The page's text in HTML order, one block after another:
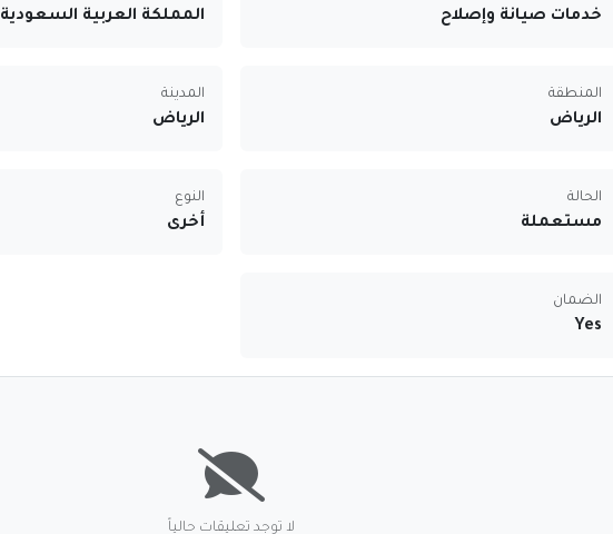
خدمات صيانة وإصلاح المملكة العربية السعودية
المنطقة
الرياض
المدينة
الرياض
الحالة
مستعملة
النوع
أخرى
الضمان
Yes
لا توجد تعليقات حالياً